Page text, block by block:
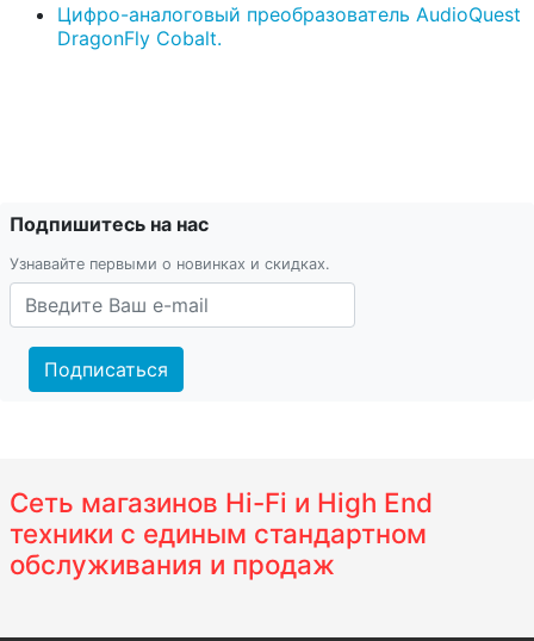
Цифро-аналоговый преобразователь AudioQuest
DragonFly Cobalt.
Подпишитесь на нас
Узнавайте первыми о новинках и скидках.
Подписаться
Сеть магазинов Hi-Fi и High End
техники с единым стандартном
обслуживания и продаж